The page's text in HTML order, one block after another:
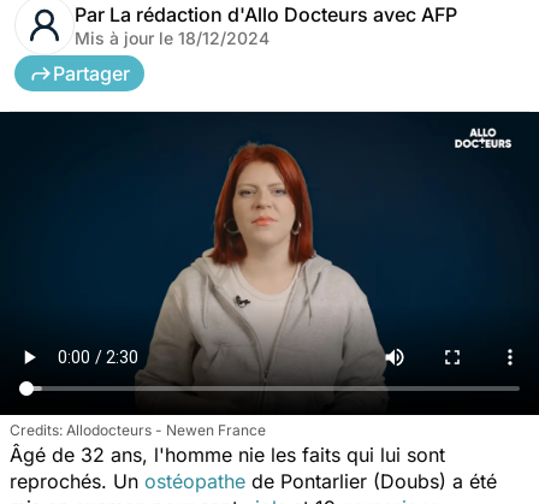
Par La rédaction d'Allo Docteurs avec AFP
Mis à jour le 18/12/2024
Partager
Allodocteurs - Newen France
Âgé de 32 ans, l'homme nie les faits qui lui sont
reprochés. Un ostéopathe de Pontarlier (Doubs) a été